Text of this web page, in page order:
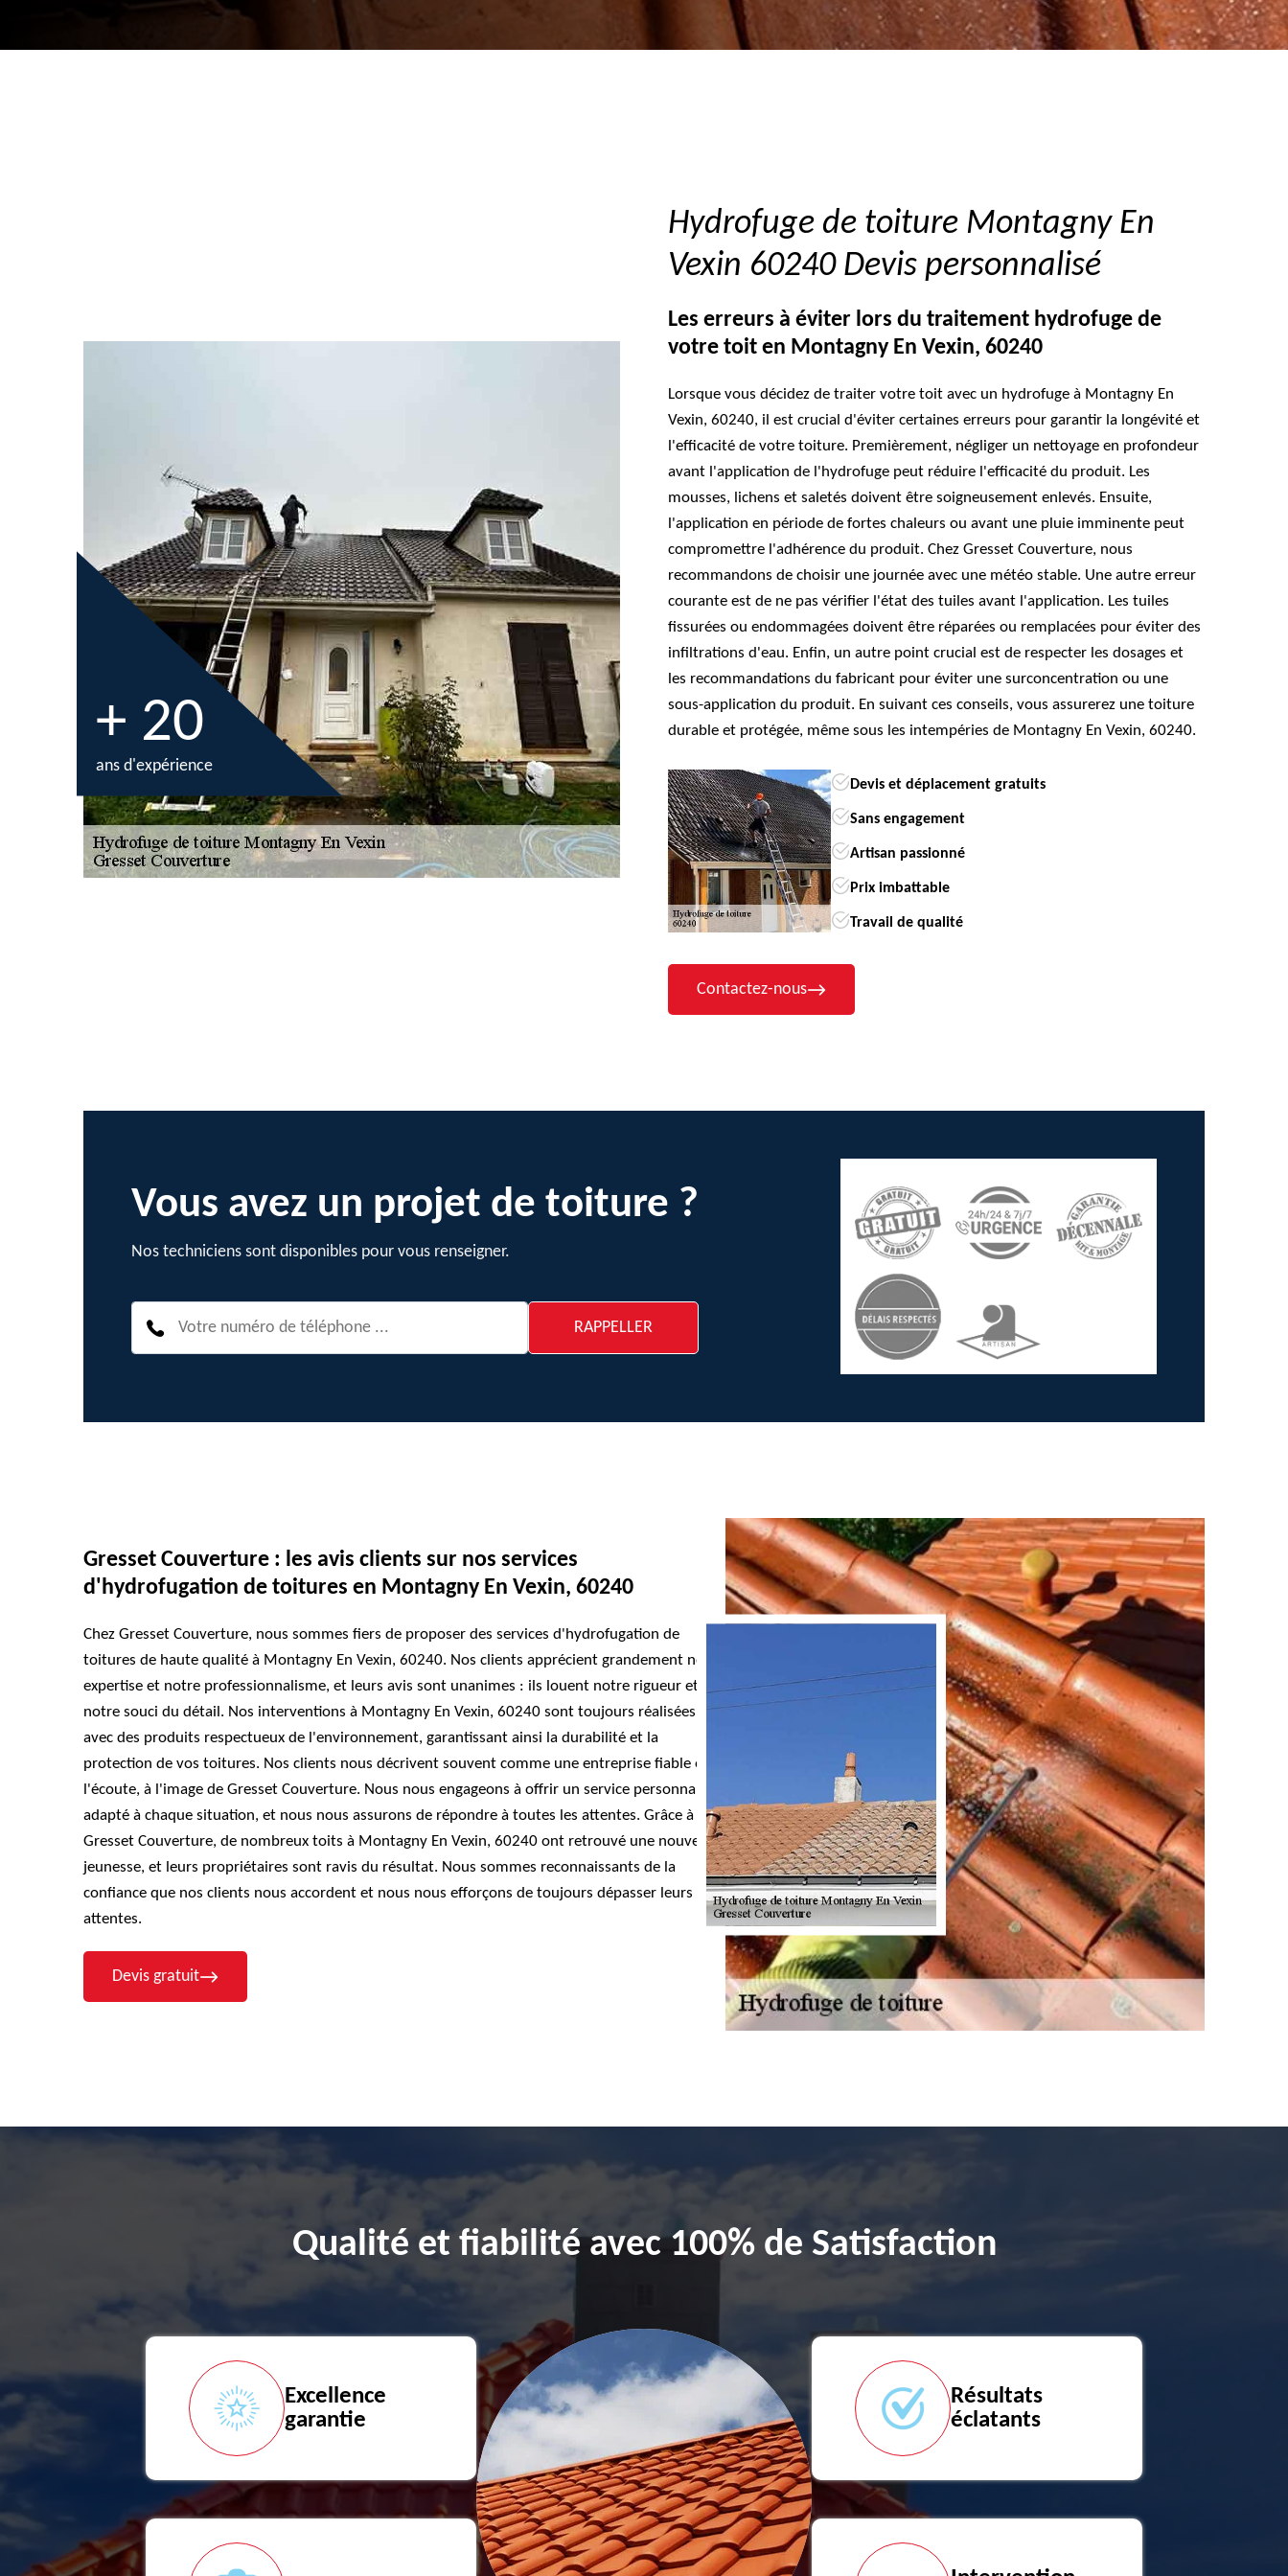
+ 20
ans d'expérience
Hydrofuge de toiture Montagny En
Vexin 60240 Devis personnalisé
Les erreurs à éviter lors du traitement hydrofuge de
votre toit en Montagny En Vexin, 60240
Lorsque vous décidez de traiter votre toit avec un hydrofuge à Montagny En
Vexin, 60240, il est crucial d'éviter certaines erreurs pour garantir la longévité et
l'efficacité de votre toiture. Premièrement, négliger un nettoyage en profondeur
avant l'application de l'hydrofuge peut réduire l'efficacité du produit. Les
mousses, lichens et saletés doivent être soigneusement enlevés. Ensuite,
l'application en période de fortes chaleurs ou avant une pluie imminente peut
compromettre l'adhérence du produit. Chez Gresset Couverture, nous
recommandons de choisir une journée avec une météo stable. Une autre erreur
courante est de ne pas vérifier l'état des tuiles avant l'application. Les tuiles
fissurées ou endommagées doivent être réparées ou remplacées pour éviter des
infiltrations d'eau. Enfin, un autre point crucial est de respecter les dosages et
les recommandations du fabricant pour éviter une surconcentration ou une
sous-application du produit. En suivant ces conseils, vous assurerez une toiture
durable et protégée, même sous les intempéries de Montagny En Vexin, 60240.
Devis et déplacement gratuits
Sans engagement
Artisan passionné
Prix imbattable
Travail de qualité
Contactez-nous
Vous avez un projet de toiture ?
Nos techniciens sont disponibles pour vous renseigner.
Gresset Couverture : les avis clients sur nos services
d'hydrofugation de toitures en Montagny En Vexin, 60240
Chez Gresset Couverture, nous sommes fiers de proposer des services d'hydrofugation de
toitures de haute qualité à Montagny En Vexin, 60240. Nos clients apprécient grandement notre
expertise et notre professionnalisme, et leurs avis sont unanimes : ils louent notre rigueur et
notre souci du détail. Nos interventions à Montagny En Vexin, 60240 sont toujours réalisées
avec des produits respectueux de l'environnement, garantissant ainsi la durabilité et la
protection de vos toitures. Nos clients nous décrivent souvent comme une entreprise fiable et à
l'écoute, à l'image de Gresset Couverture. Nous nous engageons à offrir un service personnalisé,
adapté à chaque situation, et nous nous assurons de répondre à toutes les attentes. Grâce à
Gresset Couverture, de nombreux toits à Montagny En Vexin, 60240 ont retrouvé une nouvelle
jeunesse, et leurs propriétaires sont ravis du résultat. Nous sommes reconnaissants de la
confiance que nos clients nous accordent et nous nous efforçons de toujours dépasser leurs
attentes.
Devis gratuit
Qualité et fiabilité avec 100% de Satisfaction
Excellence
garantie
Résultats
éclatants